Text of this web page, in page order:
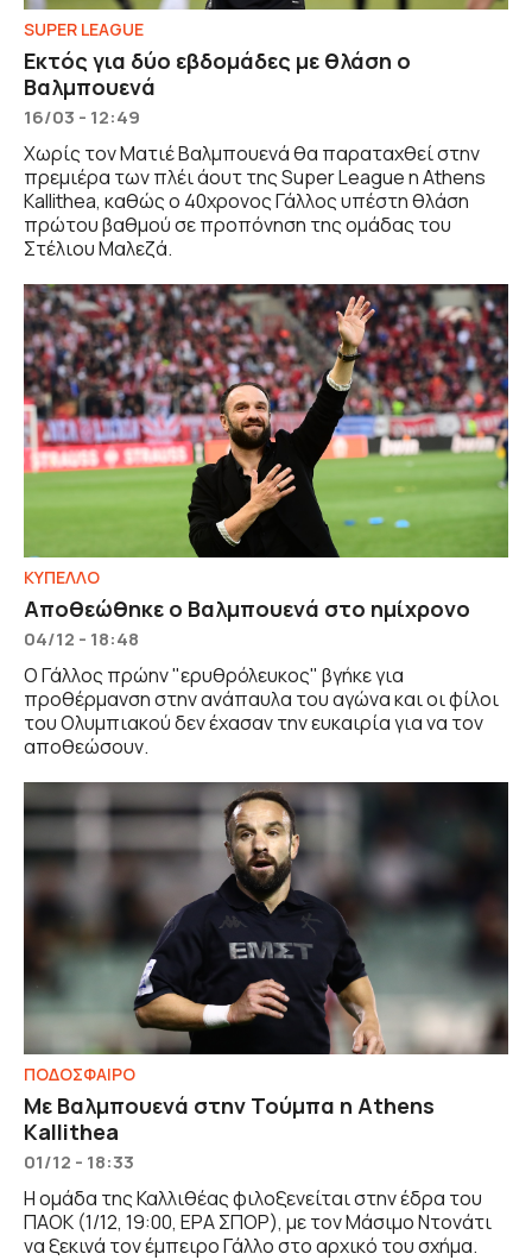
SUPER LEAGUE
Εκτός για δύο εβδομάδες με θλάση ο
Βαλμπουενά
16/03 - 12:49
Χωρίς τον Ματιέ Βαλμπουενά θα παραταχθεί στην
πρεμιέρα των πλέι άουτ της Super League η Athens
Kallithea, καθώς ο 40χρονος Γάλλος υπέστη θλάση
πρώτου βαθμού σε προπόνηση της ομάδας του
Στέλιου Μαλεζά.
ΚΥΠΕΛΛΟ
Αποθεώθηκε ο Βαλμπουενά στο ημίχρονο
04/12 - 18:48
Ο Γάλλος πρώην "ερυθρόλευκος" βγήκε για
προθέρμανση στην ανάπαυλα του αγώνα και οι φίλοι
του Ολυμπιακού δεν έχασαν την ευκαιρία για να τον
αποθεώσουν.
ΠΟΔΟΣΦΑΙΡΟ
Με Βαλμπουενά στην Τούμπα η Athens
Kallithea
01/12 - 18:33
Η ομάδα της Καλλιθέας φιλοξενείται στην έδρα του
ΠΑΟΚ (1/12, 19:00, ΕΡΑ ΣΠΟΡ), με τον Μάσιμο Ντονάτι
να ξεκινά τον έμπειρο Γάλλο στο αρχικό του σχήμα.